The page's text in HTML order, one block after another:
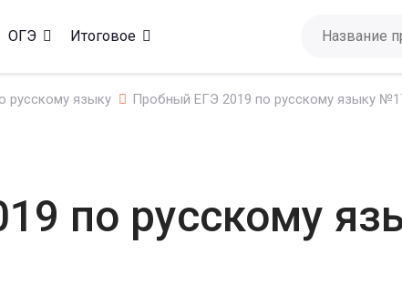
ОГЭ Итоговое
русскому языку Пробный ЕГЭ 2019 по русскому языку
по русскому